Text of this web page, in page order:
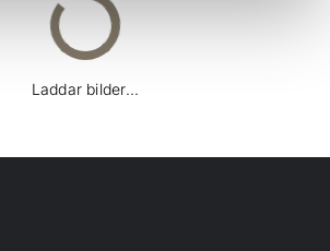
Laddar bilder...